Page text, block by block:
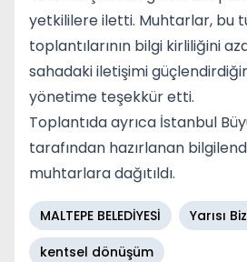
yetkililere iletti. Muhtarlar, bu
toplantılarının bilgi kirliliğini
sahadaki iletişimi
yönetime teşekkür etti.
Toplantıda ayrıca İstanbul
tarafından hazırlanan
muhtarlara dağıtıldı.
MALTEPE BELEDİYESİ
Yarısı
kentsel dönüşüm